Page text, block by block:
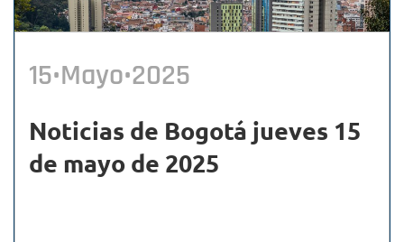
15•Mayo•2025
Noticias de Bogotá jueves 15
de mayo de 2025